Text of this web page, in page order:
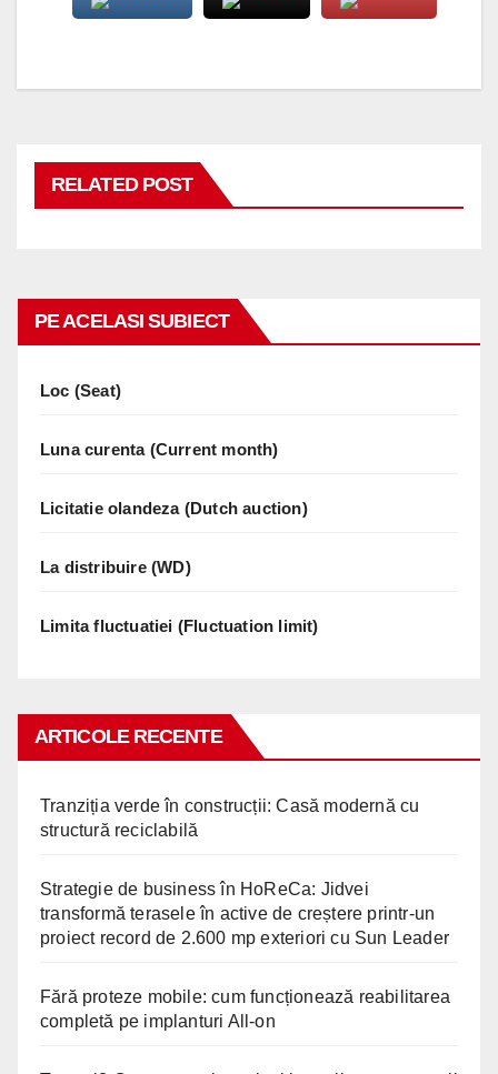
RELATED POST
PE ACELASI SUBIECT
Loc (Seat)
Luna curenta (Current month)
Licitatie olandeza (Dutch auction)
La distribuire (WD)
Limita fluctuatiei (Fluctuation limit)
ARTICOLE RECENTE
Tranziția verde în construcții: Casă modernă cu
structură reciclabilă
Strategie de business în HoReCa: Jidvei
transformă terasele în active de creștere printr-un
proiect record de 2.600 mp exteriori cu Sun Leader
Fără proteze mobile: cum funcționează reabilitarea
completă pe implanturi All-on